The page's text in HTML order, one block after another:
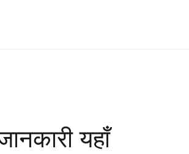
यहाँ